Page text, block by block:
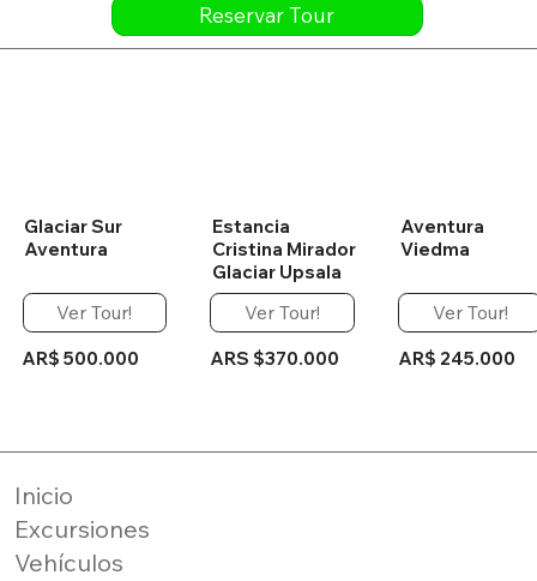
Reservar Tour
Glaciar Sur
Aventura
Ver Tour!
AR$ 500.000
Estancia
Cristina Mirador
Glaciar Upsala
Ver Tour!
ARS $370.000
Aventura
Viedma
Ver Tour!
AR$ 245.000
Inicio
Excursiones
Vehículos